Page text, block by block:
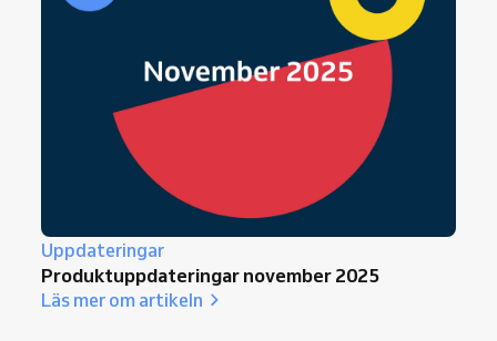
Uppdateringar
Produktuppdateringar november 2025
Läs mer om artikeln